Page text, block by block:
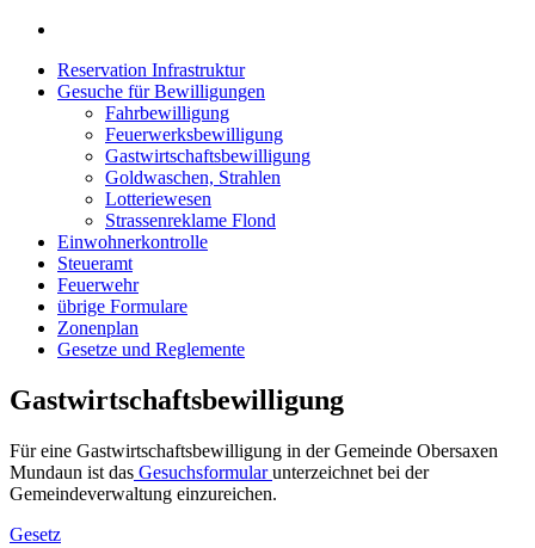
Reservation Infrastruktur
Gesuche für Bewilligungen
Fahrbewilligung
Feuerwerksbewilligung
Gastwirtschaftsbewilligung
Goldwaschen, Strahlen
Lotteriewesen
Strassenreklame Flond
Einwohnerkontrolle
Steueramt
Feuerwehr
übrige Formulare
Zonenplan
Gesetze und Reglemente
Gastwirtschaftsbewilligung
Für eine Gastwirtschaftsbewilligung in der Gemeinde Obersaxen
Mundaun ist das Gesuchsformularunterzeichnet bei der
Gemeindeverwaltung einzureichen.
Gesetz